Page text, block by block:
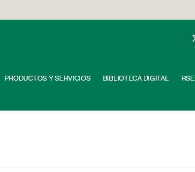
PRODUCTOS Y SERVICIOS BIBLIOTECA DIGITAL RSE